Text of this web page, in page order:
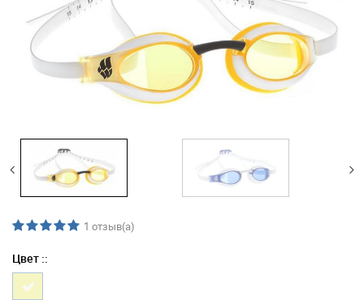
1 отзыв(а)
Цвет ::